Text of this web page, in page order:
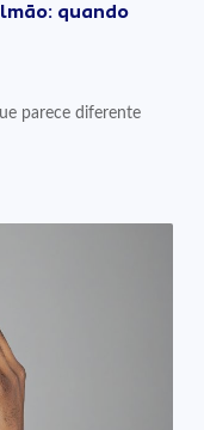
quando
parece diferente